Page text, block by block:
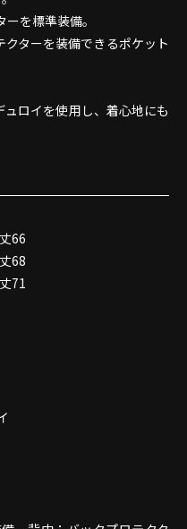
を標準装備。
ターを装備できるポケット
ロイを使用し、着心地にも
66
68
71